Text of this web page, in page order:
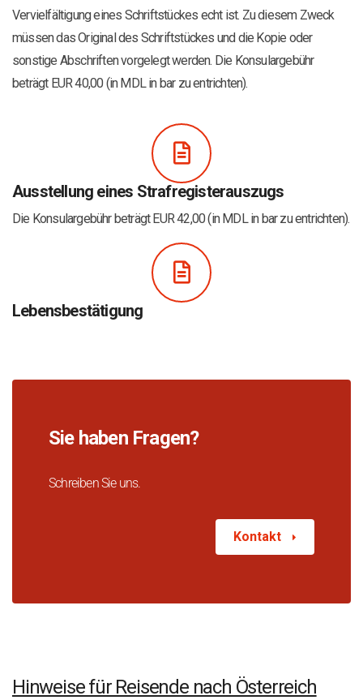
Vervielfältigung eines Schriftstückes echt ist. Zu diesem Zweck
müssen das Original des Schriftstückes und die Kopie oder
sonstige Abschriften vorgelegt werden. Die Konsulargebühr
beträgt EUR 40,00 (in MDL in bar zu entrichten).
Ausstellung eines Strafregisterauszugs
Die Konsulargebühr beträgt EUR 42,00 (in MDL in bar zu entrichten).
Lebensbestätigung
Sie haben Fragen?
Schreiben Sie uns.
Kontakt
Hinweise für Reisende nach Österreich